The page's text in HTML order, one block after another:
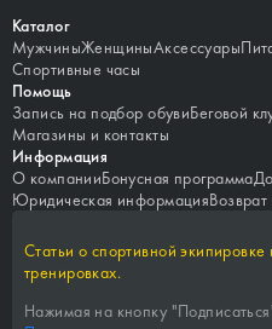
Каталог
МужчиныЖенщиныАксессуары
Спортивные часы
Помощь
Запись на подбор обувиБеговой
Магазины и контакты
Информация
О компанииБонусная программа
Юридическая информация
Статьи о спортивной
тренировках.
Нажимая на кнопку "Подписаться